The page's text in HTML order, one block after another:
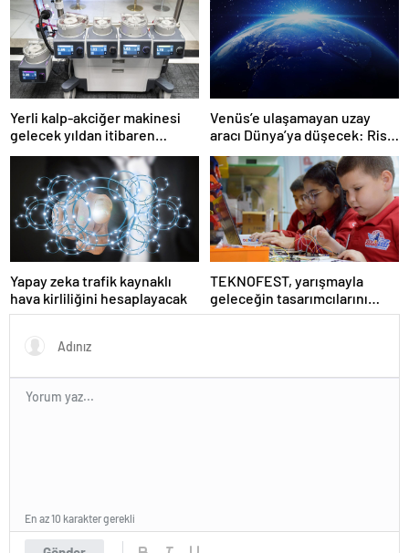
Yerli kalp-akciğer makinesi
gelecek yıldan itibaren
Venüs’e ulaşamayan uzay
aracı Dünya’ya düşecek: Risk
Yapay zeka trafik kaynaklı
hava kirliliğini hesaplayacak
TEKNOFEST, yarışmayla
geleceğin tasarımcılarını
seçiyor
En az 10 karakter gerekli